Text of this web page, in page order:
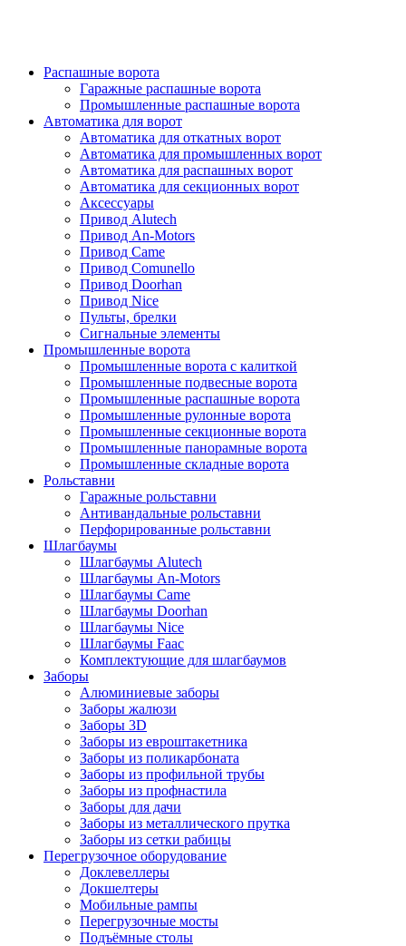
Распашные ворота
Гаражные распашные ворота
Промышленные распашные ворота
Автоматика для ворот
Автоматика для откатных ворот
Автоматика для промышленных ворот
Автоматика для распашных ворот
Автоматика для секционных ворот
Аксессуары
Привод Alutech
Привод An-Motors
Привод Came
Привод Comunello
Привод Doorhan
Привод Nice
Пульты, брелки
Сигнальные элементы
Промышленные ворота
Промышленные ворота с калиткой
Промышленные подвесные ворота
Промышленные распашные ворота
Промышленные рулонные ворота
Промышленные секционные ворота
Промышленные панорамные ворота
Промышленные складные ворота
Рольставни
Гаражные рольставни
Антивандальные рольставни
Перфорированные рольставни
Шлагбаумы
Шлагбаумы Alutech
Шлагбаумы An-Motors
Шлагбаумы Came
Шлагбаумы Doorhan
Шлагбаумы Nice
Шлагбаумы Faac
Комплектующие для шлагбаумов
Заборы
Алюминиевые заборы
Заборы жалюзи
Заборы 3D
Заборы из евроштакетника
Заборы из поликарбоната
Заборы из профильной трубы
Заборы из профнастила
Заборы для дачи
Заборы из металлического прутка
Заборы из сетки рабицы
Перегрузочное оборудование
Доклевеллеры
Докшелтеры
Мобильные рампы
Перегрузочные мосты
Подъёмные столы